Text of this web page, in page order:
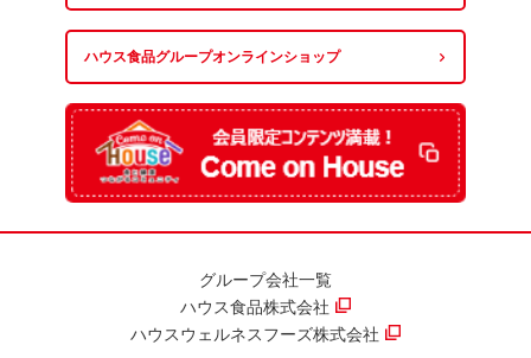
ハウス食品グループオンラインショップ
グループ会社一覧
ハウス食品株式会社
ハウスウェルネスフーズ株式会社